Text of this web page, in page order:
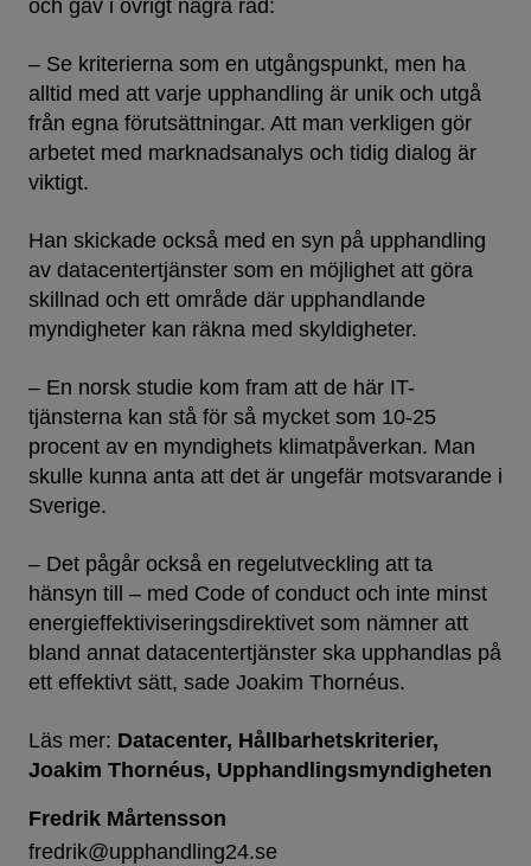
och gav i övrigt några råd:
– Se kriterierna som en utgångspunkt, men ha
alltid med att varje upphandling är unik och utgå
från egna förutsättningar. Att man verkligen gör
arbetet med marknadsanalys och tidig dialog är
viktigt.
Han skickade också med en syn på upphandling
av datacentertjänster som en möjlighet att göra
skillnad och ett område där upphandlande
myndigheter kan räkna med skyldigheter.
– En norsk studie kom fram att de här IT-
tjänsterna kan stå för så mycket som 10-25
procent av en myndighets klimatpåverkan. Man
skulle kunna anta att det är ungefär motsvarande i
Sverige.
– Det pågår också en regelutveckling att ta
hänsyn till – med Code of conduct och inte minst
energieffektiviseringsdirektivet som nämner att
bland annat datacentertjänster ska upphandlas på
ett effektivt sätt, sade Joakim Thornéus.
Läs mer: Datacenter Hållbarhetskriterier
Joakim Thornéus Upphandlingsmyndigheten
Fredrik Mårtensson
fredrik@upphandling24.se